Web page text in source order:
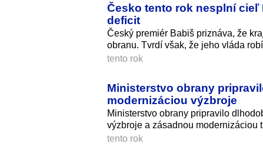
Česko tento rok nesplní cieľ
deficit
Český premiér Babiš priznáva, že
obranu. Tvrdí však, že jeho vláda
tento rok
Ministerstvo obrany
modernizáciou výzbroje
Ministerstvo obrany pripravilo
výzbroje a zásadnou modernizáciou
tento rok